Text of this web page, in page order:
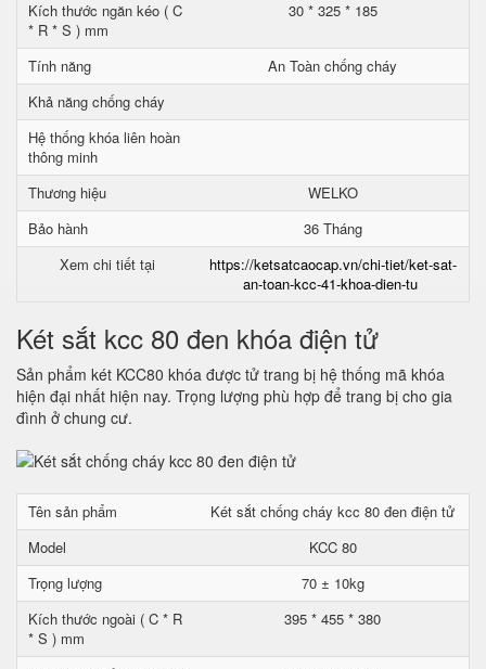
Kích thước ngăn kéo ( C
* R * S ) mm
30 * 325 * 185
Tính năng
An Toàn chống cháy
Khả năng chống cháy
Hệ thống khóa liên hoàn
thông minh
Thương hiệu
WELKO
Bảo hành
36 Tháng
Xem chi tiết tại
https://ketsatcaocap.vn/chi-tiet/ket-sat-
an-toan-kcc-41-khoa-dien-tu
Két sắt kcc 80 đen khóa điện tử
Sản phẩm két KCC80 khóa được tử trang bị hệ thống mã khóa
hiện đại nhất hiện nay. Trọng lượng phù hợp để trang bị cho gia
đình ở chung cư.
Tên sản phẩm
Két sắt chống cháy kcc 80 đen điện tử
Model
KCC 80
Trọng lượng
70 ± 10kg
Kích thước ngoài ( C * R
* S ) mm
395 * 455 * 380